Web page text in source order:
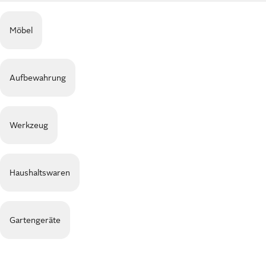
Möbel
Aufbewahrung
Werkzeug
Haushaltswaren
Gartengeräte